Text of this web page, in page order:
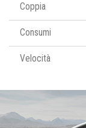
Coppia
Consumi
Velocità